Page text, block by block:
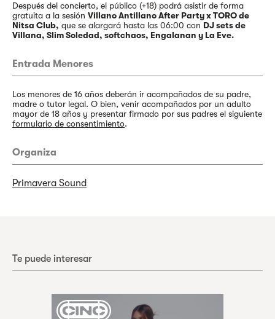
Después del concierto, el público (+18) podrá asistir de forma
gratuita a la sesión Villano Antillano After Party x TORO de
Nitsa Club, que se alargará hasta las 06:00 con DJ sets de
Villana, Slim Soledad, softchaos, Engalanan y La Eve.
Entrada Menores
Los menores de 16 años deberán ir acompañados de su padre,
madre o tutor legal. O bien, venir acompañados por un adulto
mayor de 18 años y presentar firmado por sus padres el siguiente
formulario de consentimiento.
Organiza
Primavera Sound
Te puede interesar